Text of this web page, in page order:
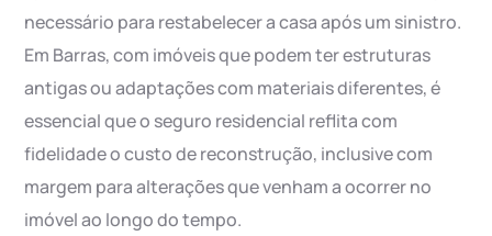
necessário para restabelecer a casa após um sinistro.
Em Barras, com imóveis que podem ter estruturas
antigas ou adaptações com materiais diferentes, é
essencial que o seguro residencial reflita com
fidelidade o custo de reconstrução, inclusive com
margem para alterações que venham a ocorrer no
imóvel ao longo do tempo.